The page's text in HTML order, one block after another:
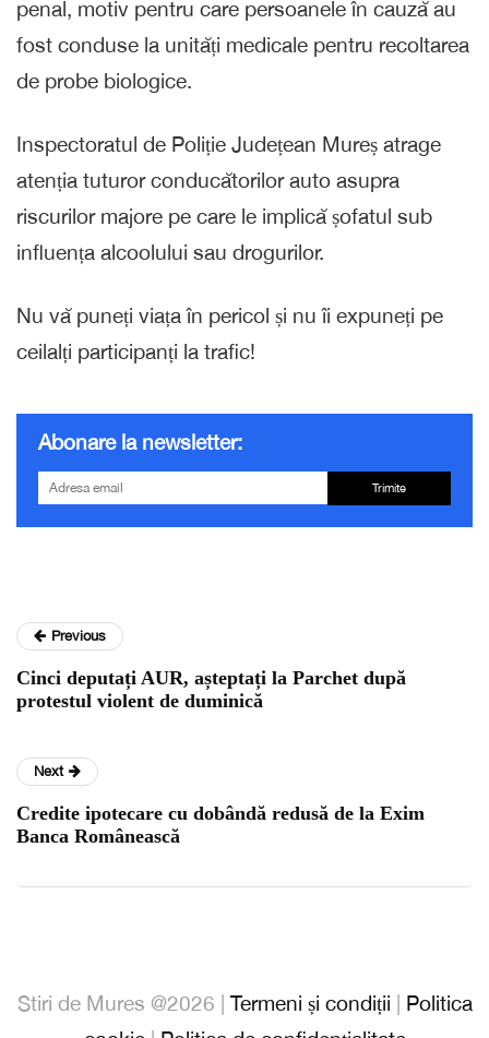
penal, motiv pentru care persoanele în cauză au
fost conduse la unități medicale pentru recoltarea
de probe biologice.
Inspectoratul de Poliție Județean Mureș atrage
atenția tuturor conducătorilor auto asupra
riscurilor majore pe care le implică șofatul sub
influența alcoolului sau drogurilor.
Nu vă puneți viața în pericol și nu îi expuneți pe
ceilalți participanți la trafic!
Abonare la newsletter:
Trimite
Previous
Cinci deputați AUR, așteptați la Parchet după
protestul violent de duminică
Next
Credite ipotecare cu dobândă redusă de la Exim
Banca Românească
Stiri de Mures @2026 | Termeni și condiții
Politica